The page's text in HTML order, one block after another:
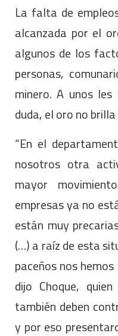
La falta de
alcanzada por el
algunos de los
personas,
minero. A unos
duda, el oro no
“En el
nosotros otra
mayor
empresas ya no
están muy
(…) a raíz de esta
paceños nos
dijo Choque,
también deben
y por eso